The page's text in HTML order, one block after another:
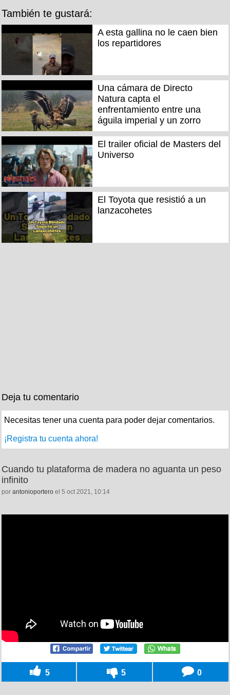
También te gustará:
A esta gallina no le caen bien
los repartidores
Una cámara de Directo
Natura capta el
enfrentamiento entre una
águila imperial y un zorro
El trailer oficial de Masters del
Universo
El Toyota que resistió a un
lanzacohetes
Deja tu comentario
Necesitas tener una cuenta para poder dejar comentarios.
¡Registra tu cuenta ahora!
Cuando tu plataforma de madera no aguanta un peso
infinito
por antonioportero el 5 oct 2021, 10:14
5 5 0